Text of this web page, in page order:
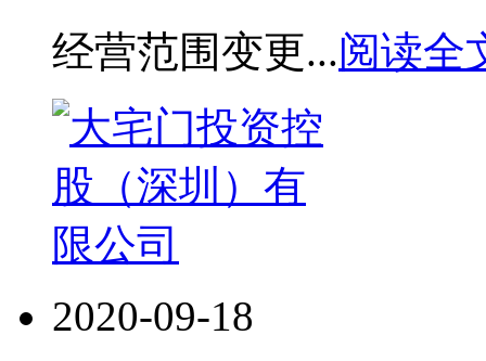
经营范围变更...阅读全
2020-09-18